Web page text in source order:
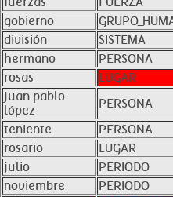
gobierno
división
SISTEMA
hermano
PERSONA
rosas
LUGAR
juan pablo
lópez
PERSONA
teniente
PERSONA
rosario
LUGAR
julio
PERIODO
noviembre
PERIODO